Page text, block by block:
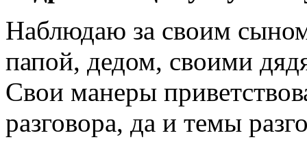
Наблюдаю за своим
папой, дедом, своими
Свои манеры
разговора, да и темы